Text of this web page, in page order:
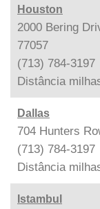
Houston
2000 Bering
77057
(713) 784-3197
Distância
Dallas
704 Hunters
(713) 784-3197
Distância
Istambul